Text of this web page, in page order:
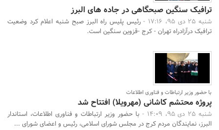
ترافیک سنگین صبحگاهی در جاده های البرز
شنبه 25 دی 95، 17:16 -
رئیس پلیس راه البرز صبح شنبه اعلام کرد وضعیت
ترافیک درآزادراه تهران - کرج -قزوین سنگین است.
با حضور وزیر ارتباطات و فناوری اطلاعات
پروژه محتشم کاشانی (مهرویلا) افتتاح شد
شنبه 25 دی 95، 14:09 -
با حضور وزیر ارتباطات و فناوری اطلاعات، استاندار
البرز، نمایندگان مردم کرج در مجلس شورای اسلامی، رئیس و اعضای شورای ...